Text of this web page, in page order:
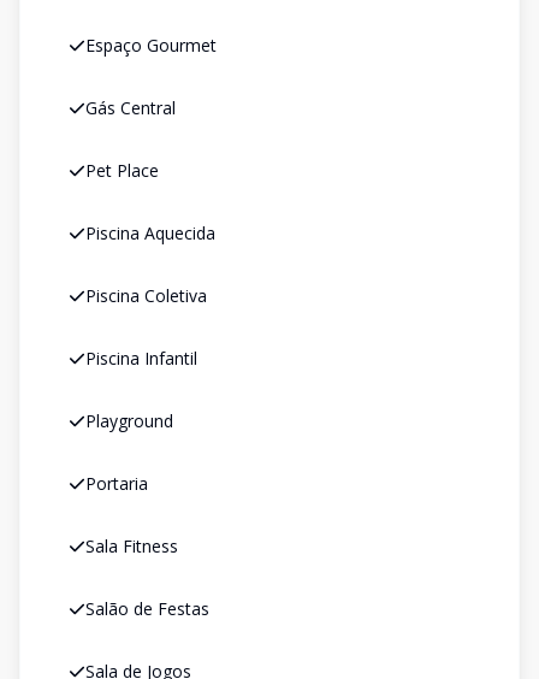
Espaço Gourmet
Gás Central
Pet Place
Piscina Aquecida
Piscina Coletiva
Piscina Infantil
Playground
Portaria
Sala Fitness
Salão de Festas
Sala de Jogos